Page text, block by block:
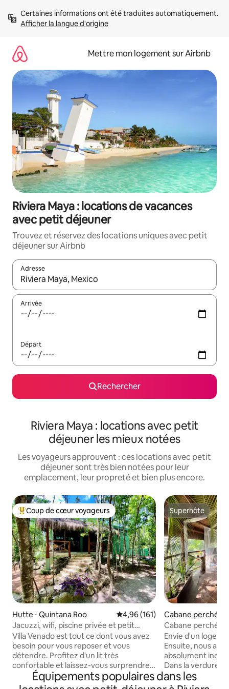
directement
Afficher la langue d'origine
Mettre mon logement sur Airbnb
Riviera Maya : locations de vacances
avec petit déjeuner
Trouvez et réservez des locations uniques avec petit
déjeuner sur Airbnb
Adresse
Lorsque les résultats s'affichent, utilisez les flèches vers le
Arrivée
Départ
Rechercher
Riviera Maya : locations avec petit
déjeuner les mieux notées
Les voyageurs approuvent : ces locations avec petit
déjeuner sont très bien notées pour leur
emplacement, leur propreté et bien plus encore.
Coups de cœur voyageurs les plus appréciés
Coup de cœur voyageurs
Hutte ⋅ Quintana Roo Évaluation moyenne sur la
4,96 (161)
Jacuzzi, wifi, piscine privée et petit
déjeuner
Villa Venado est tout ce dont vous avez
besoin pour vous reposer et vous
détendre. Profitez d'un lit très
confortable et laissez-vous surprendre
par la superbe salle de bain, conçue pour
se connecter avec la nature. Laissez
Superhôte
Superhôte
Cabane perchée
ario
Cabane perchée
Doux rêves de
Envie d'un
Ensuite, nous
absolument
Dans la verdure
jungle attend un
découvrir, avec
Équipements populaires dans les